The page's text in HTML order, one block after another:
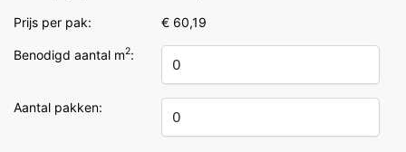
Prijs per pak: € 60,19
Benodigd aantal m2:
Aantal pakken: